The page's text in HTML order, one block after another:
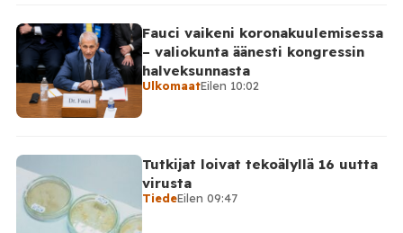
Fauci vaikeni koronakuulemisessa
– valiokunta äänesti kongressin
halveksunnasta
UlkomaatEilen 10:02
Tutkijat loivat tekoälyllä 16 uutta
virusta
TiedeEilen 09:47